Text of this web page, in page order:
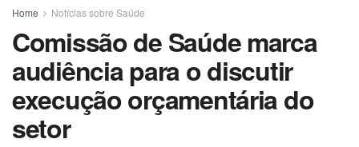
o
k
p
Home Notícias sobre Saúde
Comissão de Saúde marca
audiência para o discutir
execução orçamentária do
setor